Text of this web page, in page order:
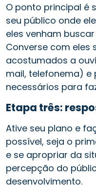
O ponto principal é
seu público onde
eles venham
Converse com eles
acostumados a
mail, telefonema) e
necessários para
Etapa três:
Ative seu plano e
possível, seja o
e se apropriar da
percepção do
desenvolvimento.